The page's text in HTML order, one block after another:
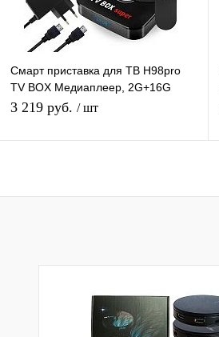
Смарт приставка для ТВ H98pro
TV BOX Медиаплеер, 2G+16G
Android-приставка цифровая для
3 219 руб. / шт